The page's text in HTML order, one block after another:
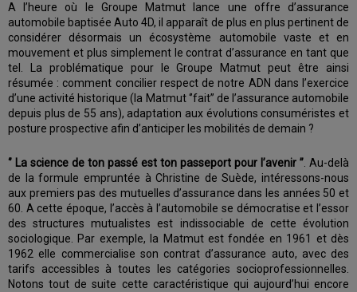
A l’heure où le Groupe Matmut lance une offre d’assurance
automobile baptisée Auto 4D, il apparaît de plus en plus pertinent de
considérer désormais un écosystème automobile vaste et en
mouvement et plus simplement le contrat d’assurance en tant que
tel. La problématique pour le Groupe Matmut peut être ainsi
résumée : comment concilier respect de notre ADN dans l’exercice
d’une activité historique (la Matmut ‘’fait’’ de l’assurance automobile
depuis plus de 55 ans), adaptation aux évolutions consuméristes et
posture prospective afin d’anticiper les mobilités de demain ?
‘’ La science de ton passé est ton passeport pour l’avenir ’’. Au-delà
de la formule empruntée à Christine de Suède, intéressons-nous
aux premiers pas des mutuelles d’assurance dans les années 50 et
60. A cette époque, l’accès à l’automobile se démocratise et l’essor
des structures mutualistes est indissociable de cette évolution
sociologique. Par exemple, la Matmut est fondée en 1961 et dès
1962 elle commercialise son contrat d’assurance auto, avec des
tarifs accessibles à toutes les catégories socioprofessionnelles.
Notons tout de suite cette caractéristique qui aujourd’hui encore